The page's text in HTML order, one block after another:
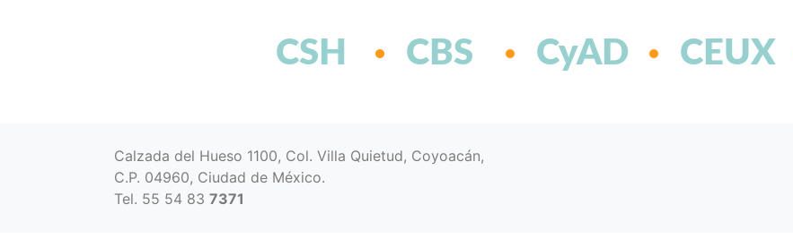
CSH CBS CyAD CEUX
Calzada del Hueso 1100, Col. Villa Quietud, Coyoacán,
C.P. 04960, Ciudad de México.
Tel. 55 54 83 7371